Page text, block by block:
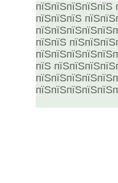
пїЅпїЅпїЅпїЅпїЅ
пїЅпїЅпїЅ
пїЅпїЅ
пїЅ